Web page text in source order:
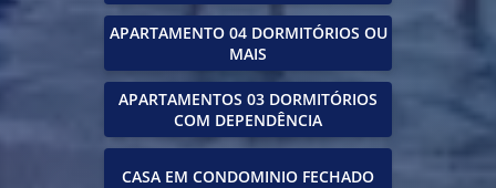
APARTAMENTO 04 DORMITÓRIOS OU
MAIS
APARTAMENTOS 03 DORMITÓRIOS
COM DEPENDÊNCIA
CASA EM CONDOMINIO FECHADO